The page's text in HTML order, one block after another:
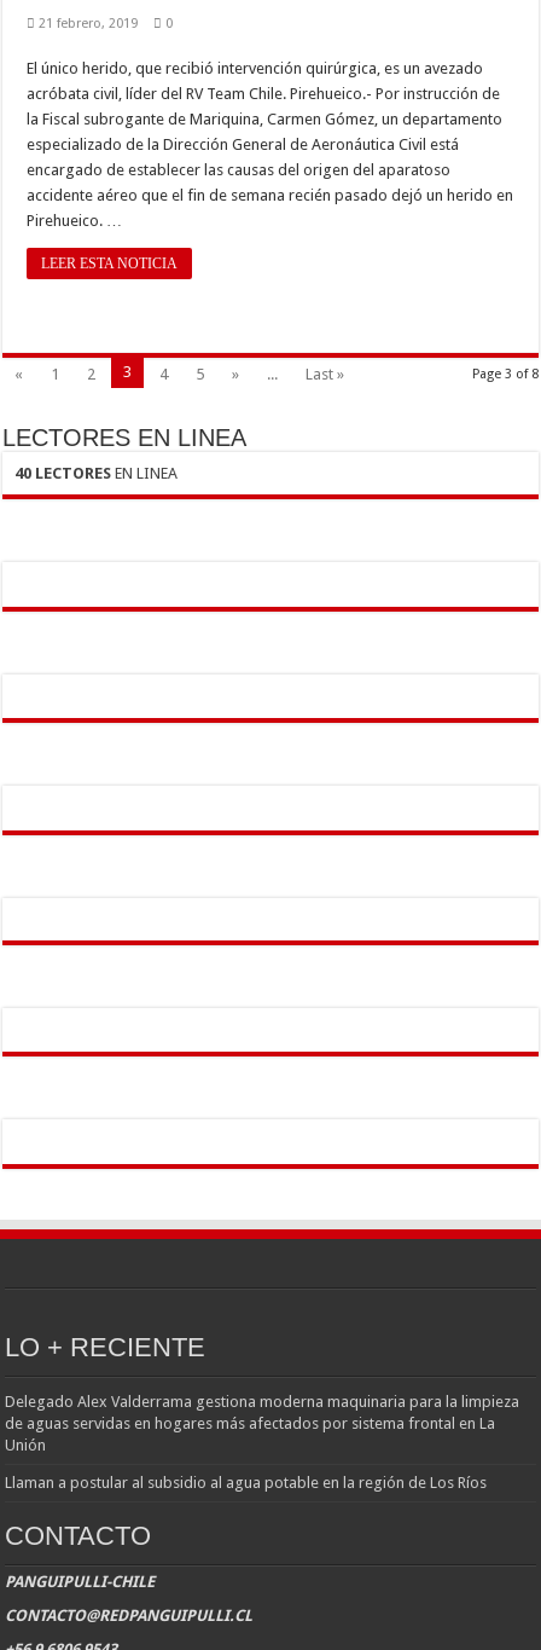
21 febrero, 2019 0
El único herido, que recibió intervención quirúrgica, es un avezado
acróbata civil, líder del RV Team Chile. Pirehueico.- Por instrucción de
la Fiscal subrogante de Mariquina, Carmen Gómez, un departamento
especializado de la Dirección General de Aeronáutica Civil está
encargado de establecer las causas del origen del aparatoso
accidente aéreo que el fin de semana recién pasado dejó un herido en
Pirehueico. …
LEER ESTA NOTICIA
Page 3 of 8
« 1 2 3 4 5 » ... Last »
LECTORES EN LINEA
40 LECTORES EN LINEA
LO + RECIENTE
Delegado Alex Valderrama gestiona moderna maquinaria para la limpieza
de aguas servidas en hogares más afectados por sistema frontal en La
Unión
Llaman a postular al subsidio al agua potable en la región de Los Ríos
CONTACTO
PANGUIPULLI-CHILE
CONTACTO@REDPANGUIPULLI.CL